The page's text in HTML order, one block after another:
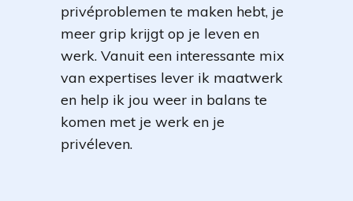
privéproblemen te maken hebt, je
meer grip krijgt op je leven en
werk. Vanuit een interessante mix
van expertises lever ik maatwerk
en help ik jou weer in balans te
komen met je werk en je
privéleven.